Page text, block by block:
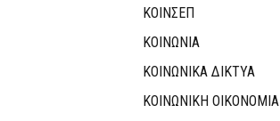
ΚΟΙΝΣΕΠ
ΚΟΙΝΩΝΙΑ
ΚΟΙΝΩΝΙΚΆ ΔΊΚΤΥΑ
ΚΟΙΝΩΝΙΚΉ ΟΙΚΟΝΟΜΊΑ